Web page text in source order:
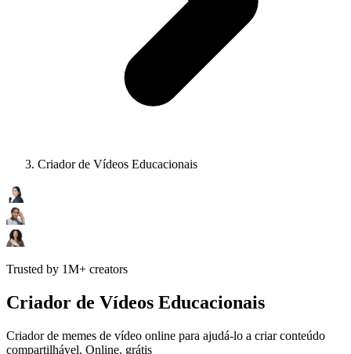
Criador de Vídeos Educacionais
Trusted by 1M+ creators
Criador de Vídeos Educacionais
Criador de memes de vídeo online para ajudá-lo a criar conteúdo
compartilhável. Online, grátis